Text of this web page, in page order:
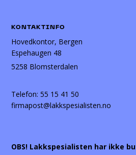
KONTAKTINFO
Hovedkontor, Bergen
Espehaugen 48
5258 Blomsterdalen
Telefon:55 15 41 50
firmapost@lakkspesialisten.no
OBS! Lakkspesialisten har ikke